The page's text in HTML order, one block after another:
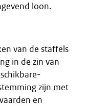
loon.
van de staffels
in de zin van
zijn met
en